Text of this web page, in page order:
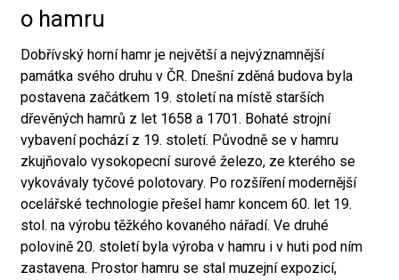
o hamru
Dobřívský horní hamr je největší a nejvýznamnější
památka svého druhu v ČR. Dnešní zděná budova byla
postavena začátkem 19. století na místě starších
dřevěných hamrů z let 1658 a 1701. Bohaté strojní
vybavení pochází z 19. století. Původně se v hamru
zkujňovalo vysokopecní surové železo, ze kterého se
vykovávaly tyčové polotovary. Po rozšíření modernější
ocelářské technologie přešel hamr koncem 60. let 19.
stol. na výrobu těžkého kovaného nářadí. Ve druhé
polovině 20. století byla výroba v hamru i v huti pod ním
zastavena. Prostor hamru se stal muzejní expozicí,